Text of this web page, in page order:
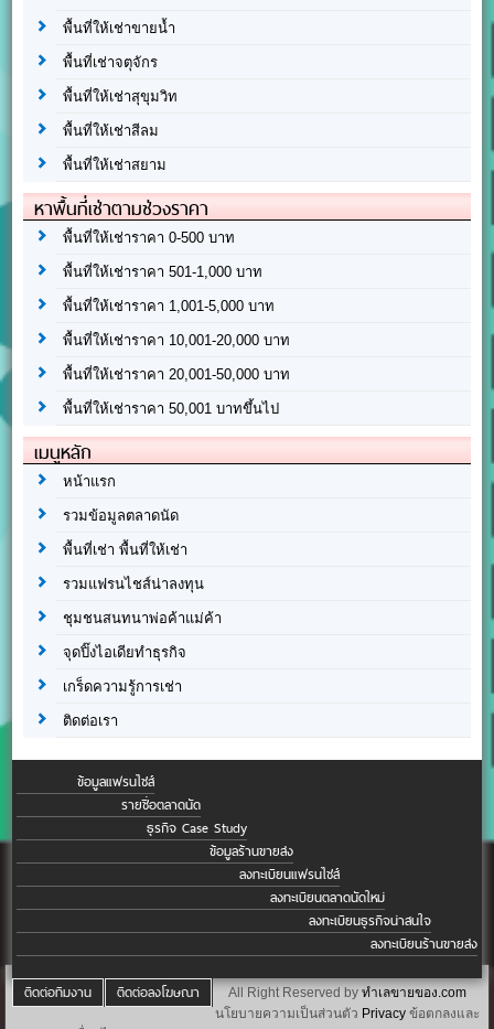
พื้นที่ให้เช่าขายน้ำ
พื้นที่เช่าจตุจักร
พื้นที่ให้เช่าสุขุมวิท
พื้นที่ให้เช่าสีลม
พื้นที่ให้เช่าสยาม
หาพื้นที่เช่าตามช่วงราคา
พื้นที่ให้เช่าราคา 0-500 บาท
พื้นที่ให้เช่าราคา 501-1,000 บาท
พื้นที่ให้เช่าราคา 1,001-5,000 บาท
พื้นที่ให้เช่าราคา 10,001-20,000 บาท
พื้นที่ให้เช่าราคา 20,001-50,000 บาท
พื้นที่ให้เช่าราคา 50,001 บาทขึ้นไป
เมนูหลัก
หน้าแรก
รวมข้อมูลตลาดนัด
พื้นที่เช่า พื้นที่ให้เช่า
รวมแฟรนไชส์น่าลงทุน
ชุมชนสนทนาพ่อค้าแม่ค้า
จุดปิ๊งไอเดียทำธุรกิจ
เกร็ดความรู้การเช่า
ติดต่อเรา
ข้อมูลแฟรนไชส์
รายชื่อตลาดนัด
ธุรกิจ Case Study
ข้อมูลร้านขายส่ง
ลงทะเบียนแฟรนไชส์
ลงทะเบียนตลาดนัดใหม่
ลงทะเบียนธุรกิจน่าสนใจ
ลงทะเบียนร้านขายส่ง
ติดต่อทีมงาน ติดต่อลงโฆษณา All Right Reserved by ทำเลขายของ.com
นโยบายความเป็นส่วนตัว Privacy ข้อตกลงและ